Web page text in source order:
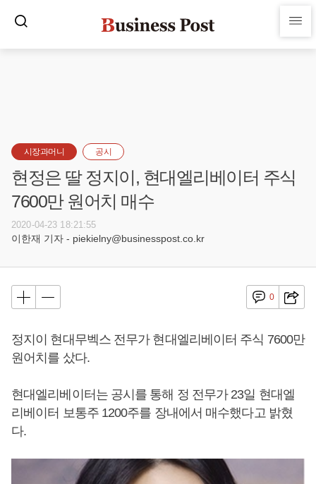
시장과머니 공시
현정은 딸 정지이, 현대엘리베이터 주식
7600만 원어치 매수
2020-04-23 18:21:55
이한재 기자 - piekielny@businesspost.co.kr
0
정지이 현대무벡스 전무가 현대엘리베이터 주식 7600만
원어치를 샀다.
현대엘리베이터는 공시를 통해 정 전무가 23일 현대엘
리베이터 보통주 1200주를 장내에서 매수했다고 밝혔
다.